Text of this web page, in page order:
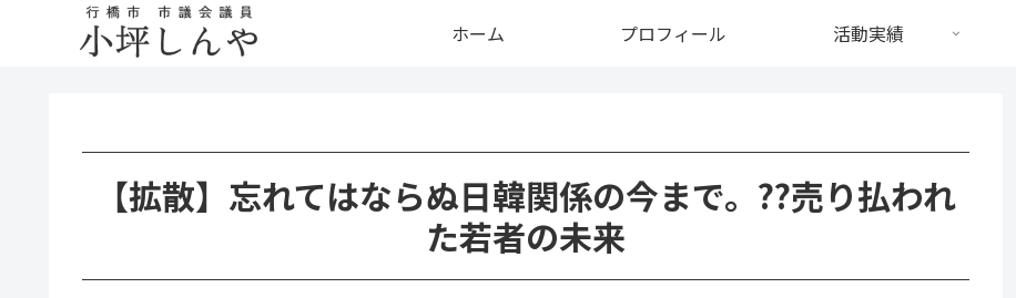
ホーム プロフィール 活動実績
【拡散】忘れてはならぬ日韓関係の今まで。??売り払われ
た若者の未来